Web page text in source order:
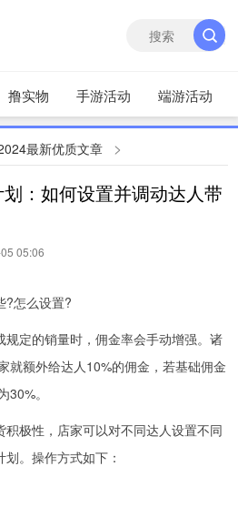
撸实物 手游活动 端游活动
最新优质文章 >
：如何设置并调动达人带
05:06
?怎么设置?
定的销量时，佣金率会手动增强。诸
就额外给达人10%的佣金，若基础佣金
。
极性，店家可以对不同达人设置不同
。操作方式如下：